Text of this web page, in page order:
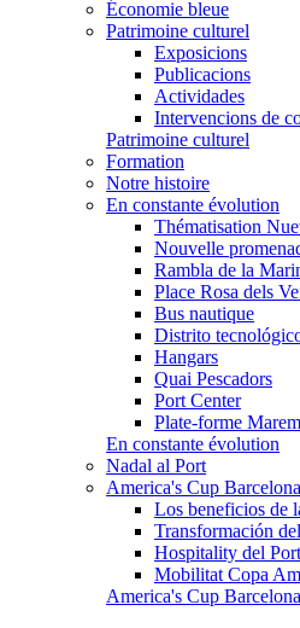
Économie bleue
Patrimoine culturel
Exposicions
Publicacions
Actividades
Intervencions de
Patrimoine culturel
Formation
Notre histoire
En constante évolution
Thématisation
Nouvelle
Rambla de la
Place Rosa dels
Bus nautique
Distrito
Hangars
Quai Pescadors
Port Center
Plate-forme
En constante évolution
Nadal al Port
America's Cup
Los beneficios de
Transformación
Hospitality del
Mobilitat Copa
America's Cup